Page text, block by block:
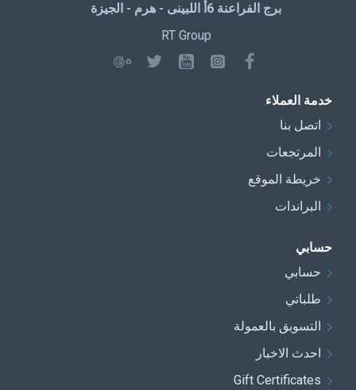
برج الفراعنة 6أ اللبينى - هرم - الجيزة
RT Group
خدمة العملاء
اتصل بنا
المرتجعات
خريطة الموقع
البراندات
حسابي
حسابي
طلباتي
التسويق بالعمولة
احدث الاخبار
Gift Certificates